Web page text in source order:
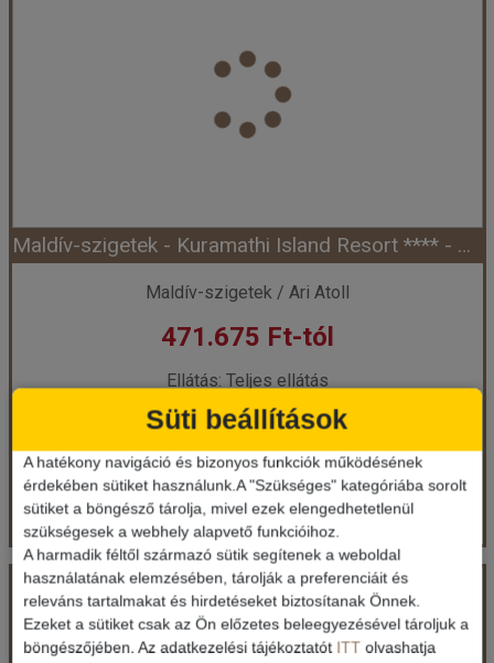
Észak-Male Atoll
Utazás módja:
Egyénileg
Teljes ellátás
Szálláskategória:Hotel ****+
Garden szoba, 2 felnőtt
Időpont: 2027-05-01 | 7 éj
már 468.365 Ft-tól
Időpontok és árak
Bőröndbe
Maldív-szigetek - Kuramathi Island Resort **** - North Ari Atoll (Egyéni) ****
Maldív-szigetek / Ari Atoll
471.675 Ft-tól
Ellátás: Teljes ellátás
Időpontok és árak
Bőröndbe
Ország:Maldív-szigetek
Süti beállítások
A hatékony navigáció és bizonyos funkciók működésének
érdekében sütiket használunk.A "Szükséges" kategóriába sorolt
sütiket a böngésző tárolja, mivel ezek elengedhetetlenül
szükségesek a webhely alapvető funkcióihoz.
A harmadik féltől származó sütik segítenek a weboldal
használatának elemzésében, tárolják a preferenciáit és
releváns tartalmakat és hirdetéseket biztosítanak Önnek.
Ezeket a sütiket csak az Ön előzetes beleegyezésével tároljuk a
böngészőjében. Az adatkezelési tájékoztatót ITT olvashatja